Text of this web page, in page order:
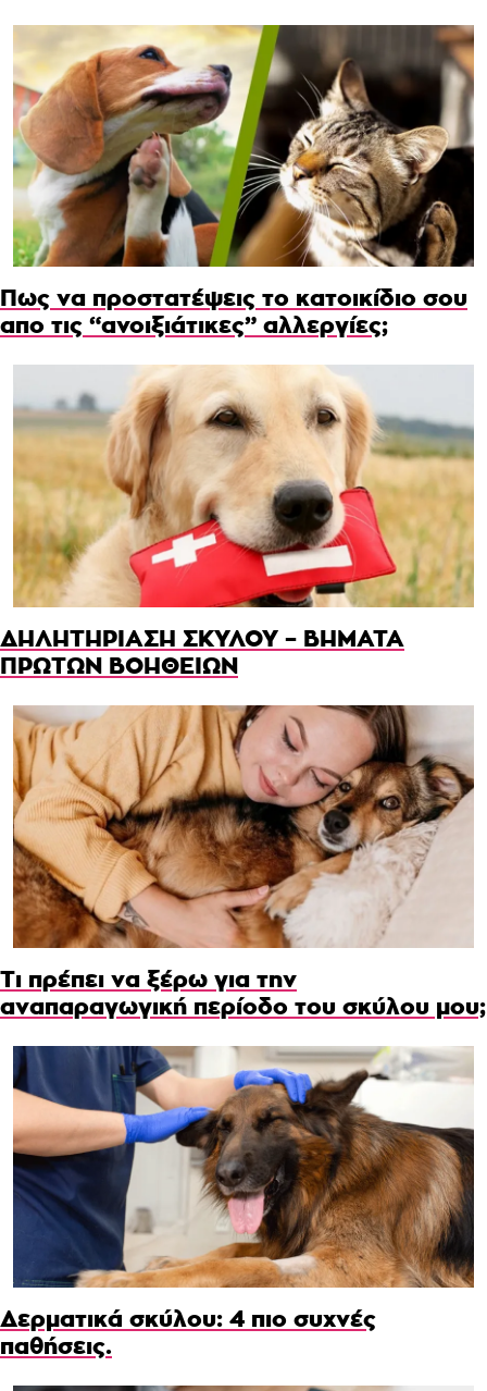
Πως να προστατέψεις το κατοικίδιο σου
απο τις “ανοιξιάτικες” αλλεργίες;
ΔΗΛΗΤΗΡΙΑΣΗ ΣΚΥΛΟΥ – ΒΗΜΑΤΑ
ΠΡΩΤΩΝ ΒΟΗΘΕΙΩΝ
Τι πρέπει να ξέρω για την
αναπαραγωγική περίοδο του σκύλου μου;
Δερματικά σκύλου: 4 πιο συχνές
παθήσεις.